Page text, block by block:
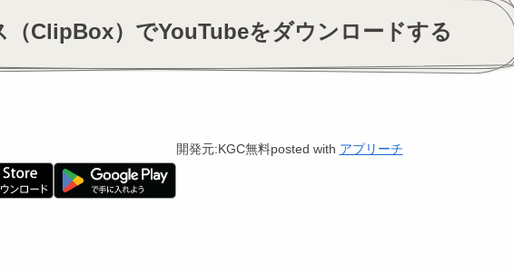
（ClipBox）でYouTubeをダウンロードする
開発元:KGC無料posted with アプリーチ